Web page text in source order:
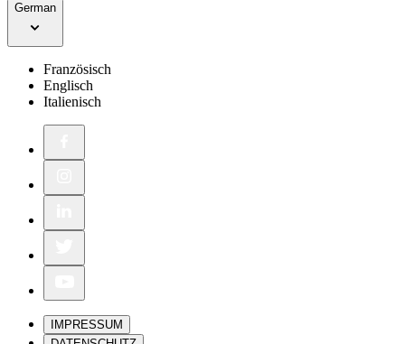
German
Französisch
Englisch
Italienisch
IMPRESSUM